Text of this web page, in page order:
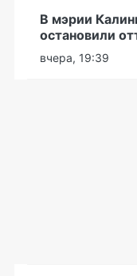
В мэрии
остановили
вчера, 19:39